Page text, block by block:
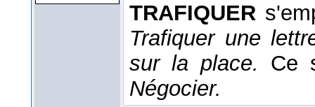
TRAFIQUER
Trafiquer une
sur la place. Ce
Négocier.